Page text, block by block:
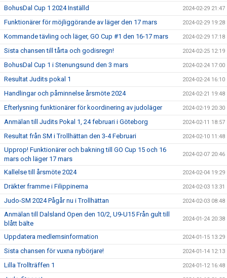
BohusDal Cup 1 2024 Inställd 2024-02-29 21:47
Funktionärer för möjliggörande av läger den 17 mars 2024-02-29 19:28
Kommande tävling och läger, GO Cup #1 den 16-17 mars 2024-02-29 17:18
Sista chansen till tårta och godisregn! 2024-02-25 12:19
BohusDal Cup 1 i Stenungsund den 3 mars 2024-02-24 17:00
Resultat Judits pokal 1 2024-02-24 16:10
Handlingar och påminnelse årsmöte 2024 2024-02-21 19:48
Efterlysning funktionärer för koordinering av judoläger 2024-02-19 20:30
Anmälan till Judits Pokal 1, 24 februari i Göteborg 2024-02-11 18:57
Resultat från SM i Trollhättan den 3-4 Februari 2024-02-10 11:48
Upprop! Funktionärer och bakning till GO Cup 15 och 16
mars och läger 17 mars
2024-02-07 20:46
Kallelse till årsmöte 2024 2024-02-04 19:29
Dräkter framme i Filippinerna 2024-02-03 13:31
Judo-SM 2024 Pågår nu i Trollhättan 2024-02-03 08:48
Anmälan till Dalsland Open den 10/2, U9-U15 Från gult till
blått bälte
2024-01-24 20:38
Uppdatera medlemsinformation 2024-01-15 13:29
Sista chansen för vuxna nybörjare! 2024-01-14 12:13
Lilla Trollträffen 1 2024-01-12 16:48